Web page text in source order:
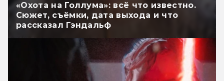
«Охота на Голлума»: всё что известно.
Сюжет, съёмки, дата выхода и что
рассказал Гэндальф